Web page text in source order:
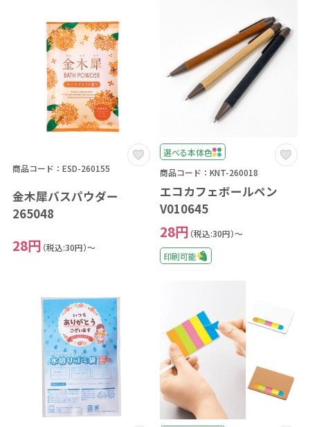
商品コード：ESD-260155
金木犀バスパウダー
265048
28円 （税込:30円）～
選べる本体色
商品コード：KNT-260018
エコカフェボールペン
V010645
28円 （税込:30円）～
印刷可能